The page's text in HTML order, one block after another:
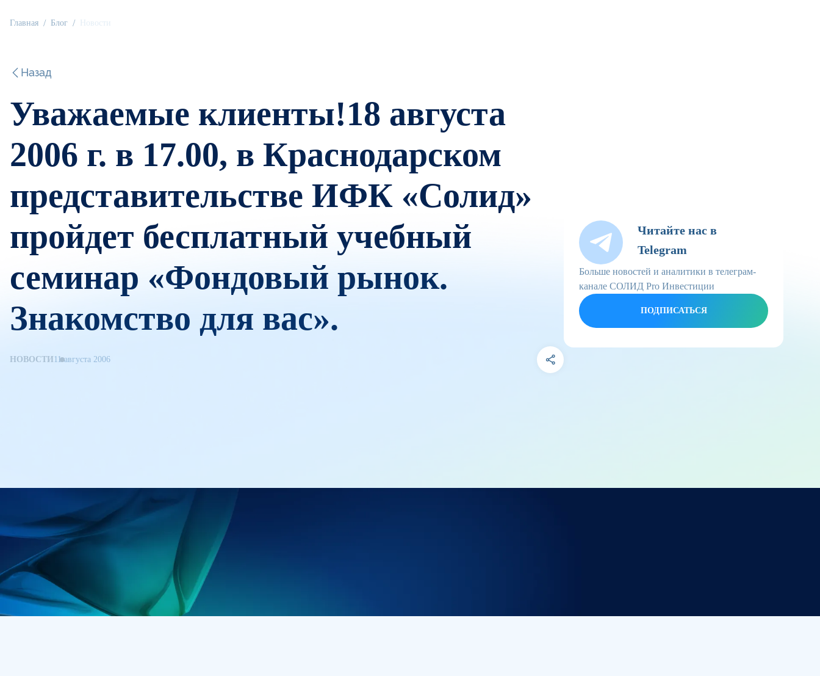
Главная Блог Новости
Назад
Уважаемые клиенты!18 августа
2006 г. в 17.00, в Краснодарском
представительстве ИФК «Солид»
пройдет бесплатный учебный
семинар «Фондовый рынок.
Знакомство для вас».
НОВОСТИ 11 августа 2006
Читайте нас в
Telegram
Больше новостей и аналитики в телеграм-
канале СОЛИД Pro Инвестиции
ПОДПИСАТЬСЯ